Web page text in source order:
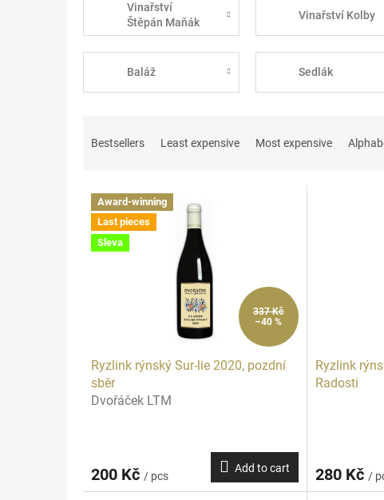
Vinařství
Štěpán Maňák
Vinařství Kolby
Baláž Sedlák
Bestsellers Least expensive Most expensive
Award-winning
Last pieces
Sleva
337 Kč
–40 %
Ryzlink rýnský Sur-lie 2020, pozdní
sběr
Dvořáček LTM
200 Kč / pcs
Add to cart
Ryzlink
Radosti
280 Kč /